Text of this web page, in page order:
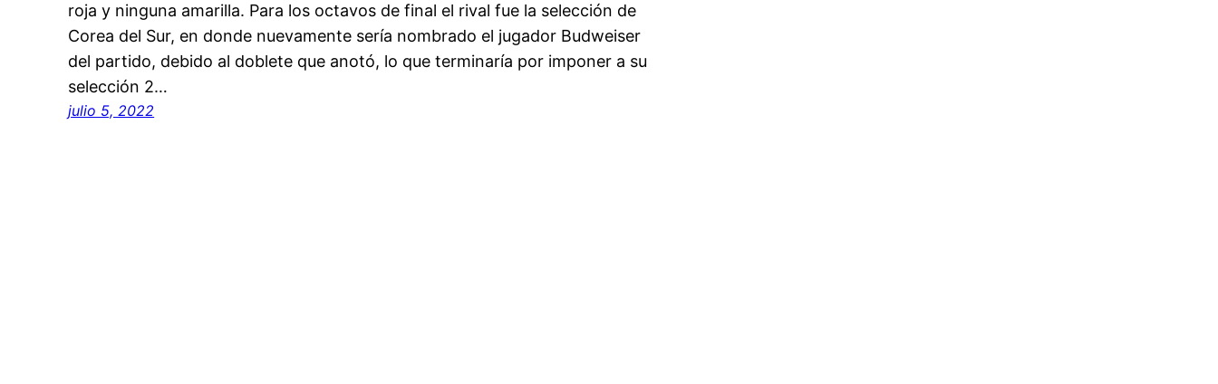
roja y ninguna amarilla. Para los octavos de final el rival fue la selección de
Corea del Sur, en donde nuevamente sería nombrado el jugador Budweiser
del partido, debido al doblete que anotó, lo que terminaría por imponer a su
selección 2…
julio 5, 2022